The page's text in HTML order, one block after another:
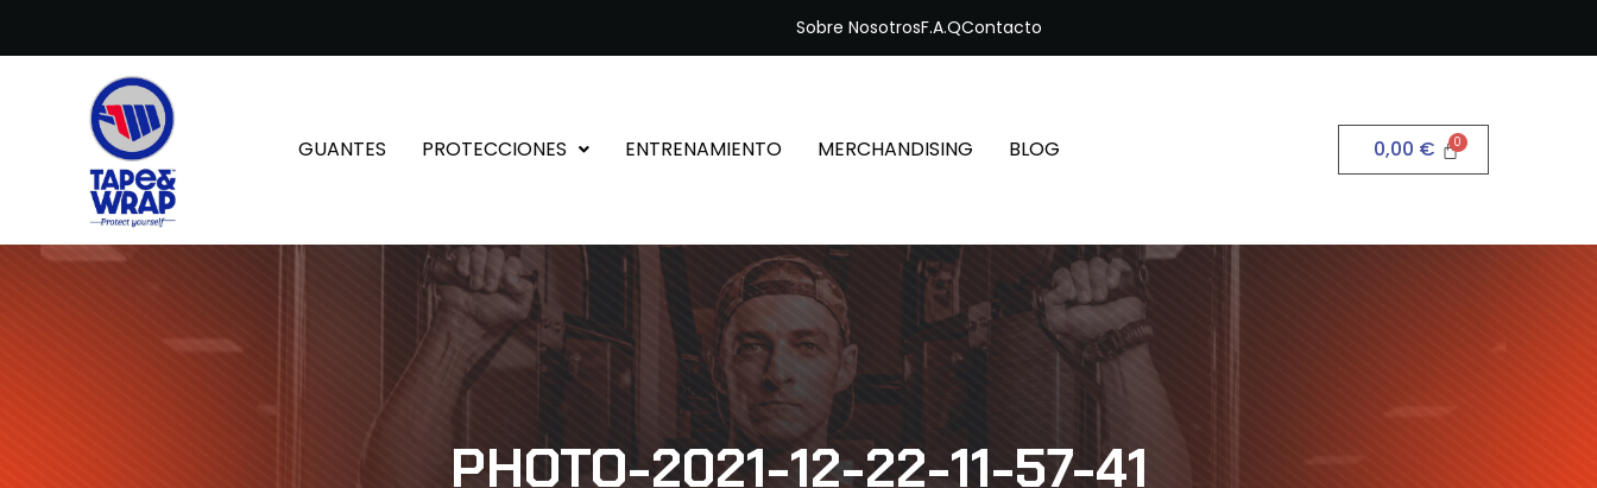
Sobre NosotrosF.A.QContacto
GUANTES PROTECCIONES ENTRENAMIENTO MERCHANDISING BLOG 0,00 €
PHOTO-2021-12-22-11-57-41